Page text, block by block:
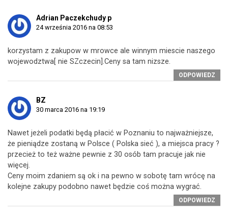
Adrian Paczekchudy p
24 września 2016 na 08:53
korzystam z zakupow w mrowce ale winnym miescie naszego
wojewodztwa[ nie SZczecin].Ceny sa tam nizsze.
ODPOWIEDZ
BZ
30 marca 2016 na 19:19
Nawet jeżeli podatki będą płacić w Poznaniu to najważniejsze,
że pieniądze zostaną w Polsce ( Polska sieć ), a miejsca pracy ?
przecież to też ważne pewnie z 30 osób tam pracuje jak nie
więcej.
Ceny moim zdaniem są ok i na pewno w sobotę tam wrócę na
kolejne zakupy podobno nawet będzie coś można wygrać.
ODPOWIEDZ